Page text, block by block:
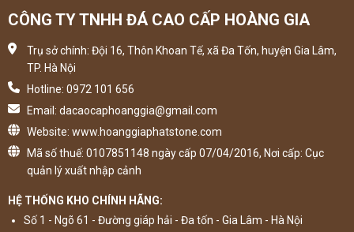
CÔNG TY TNHH ĐÁ CAO CẤP HOÀNG GIA
Trụ sở chính: Đội 16, Thôn Khoan Tế, xã Đa Tốn, huyện Gia Lâm,
TP. Hà Nội
Hotline: 0972 101 656
Email: dacaocaphoanggia@gmail.com
Website: www.hoanggiaphatstone.com
Mã số thuế: 0107851148 ngày cấp 07/04/2016, Nơi cấp: Cục
quản lý xuất nhập cảnh
HỆ THỐNG KHO CHÍNH HÃNG:
Số 1 - Ngõ 61 - Đường giáp hải - Đa tốn - Gia Lâm - Hà Nội